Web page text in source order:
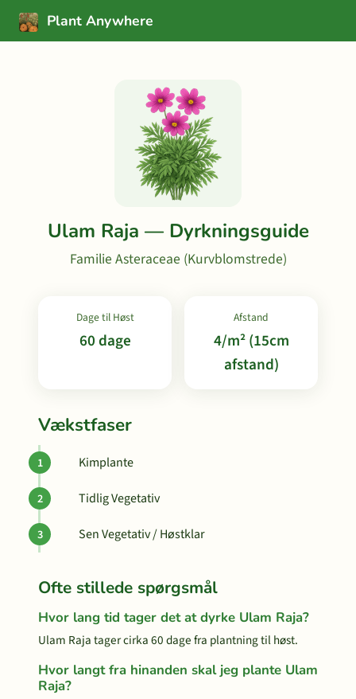
Plant Anywhere
Ulam Raja — Dyrkningsguide
Familie Asteraceae (Kurvblomstrede)
Dage til Høst
60 dage
Afstand
4/m² (15cm
afstand)
Vækstfaser
Kimplante
Tidlig Vegetativ
Sen Vegetativ / Høstklar
Ofte stillede spørgsmål
Hvor lang tid tager det at dyrke Ulam Raja?
Ulam Raja tager cirka 60 dage fra plantning til høst.
Hvor langt fra hinanden skal jeg plante Ulam
Raja?